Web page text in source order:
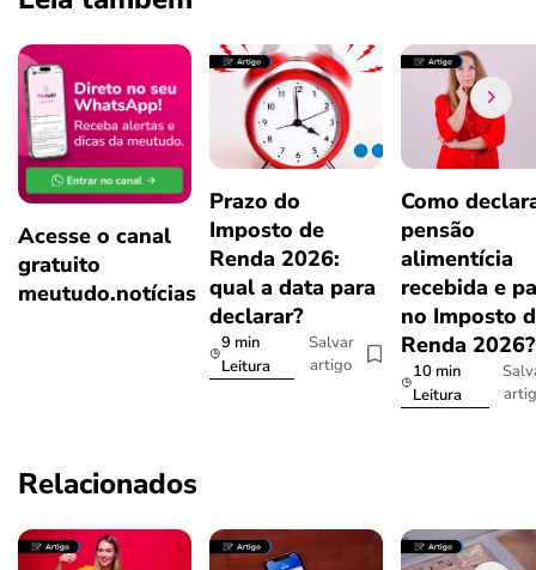
Acesse o canal
gratuito
meutudo.notícias
Prazo do
Imposto de
Renda 2026:
qual a data para
declarar?
9 min
Leitura
Salvar
artigo
Como
pensão
alimentícia
recebida e
no Imposto
Renda
10 min
Leitura
Relacionados